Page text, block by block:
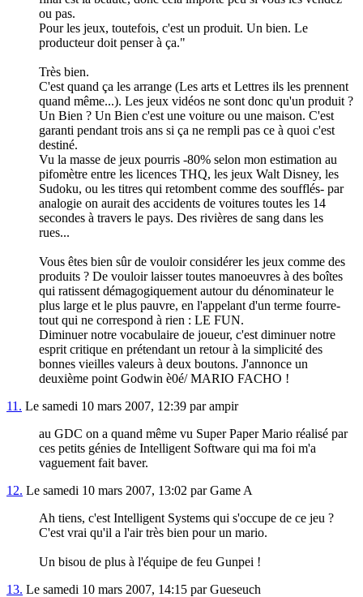
ou pas.
Pour les jeux, toutefois, c'est un produit. Un bien. Le
producteur doit penser à ça."
Très bien.
C'est quand ça les arrange (Les arts et Lettres ils les prennent
quand même...). Les jeux vidéos ne sont donc qu'un produit ?
Un Bien ? Un Bien c'est une voiture ou une maison. C'est
garanti pendant trois ans si ça ne rempli pas ce à quoi c'est
destiné.
Vu la masse de jeux pourris -80% selon mon estimation au
pifomètre entre les licences THQ, les jeux Walt Disney, les
Sudoku, ou les titres qui retombent comme des soufflés- par
analogie on aurait des accidents de voitures toutes les 14
secondes à travers le pays. Des rivières de sang dans les
rues...
Vous êtes bien sûr de vouloir considérer les jeux comme des
produits ? De vouloir laisser toutes manoeuvres à des boîtes
qui ratissent démagogiquement autour du dénominateur le
plus large et le plus pauvre, en l'appelant d'un terme fourre-
tout qui ne correspond à rien : LE FUN.
Diminuer notre vocabulaire de joueur, c'est diminuer notre
esprit critique en prétendant un retour à la simplicité des
bonnes vieilles valeurs à deux boutons. J'annonce un
deuxième point Godwin è0é/ MARIO FACHO !
11. Le samedi 10 mars 2007, 12:39 par ampir
au GDC on a quand même vu Super Paper Mario réalisé par
ces petits génies de Intelligent Software qui ma foi m'a
vaguement fait baver.
12. Le samedi 10 mars 2007, 13:02 par Game A
Ah tiens, c'est Intelligent Systems qui s'occupe de ce jeu ?
C'est vrai qu'il a l'air très bien pour un mario.
Un bisou de plus à l'équipe de feu Gunpei !
13. Le samedi 10 mars 2007, 14:15 par Gueseuch